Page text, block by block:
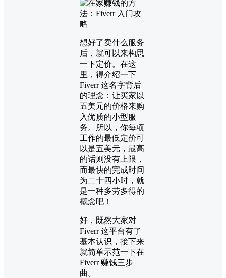
想好了卖什么服务
后，就可以来构思
一下定价。在这
里，得介绍一下
Fiverr 这名字背后
的理念：让买家以
五美元的价格来购
入优质的小型服
务。所以，你每项
工作的最低定价可
以是五美元，最高
的话则没有上限，
而最快的完成时间
为二十四小时，就
是一种多劳多得的
概念吧！
好，既然大家对
Fiverr 这平台有了
基本认识，接下来
就简单示范一下在
Fiverr 赚钱三步
曲。